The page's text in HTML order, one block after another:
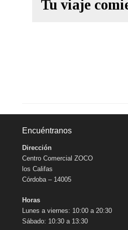
Tu viaje
Encuéntranos
Dirección
Centro Comercial
los Califas
Córdoba – 14005
Horas
Lunes a viernes: 10:00 a 20:30
Sábado: 10:30 a 13:30